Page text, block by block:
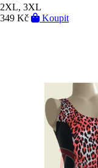
2XL, 3XL
349 Kč
Koupit